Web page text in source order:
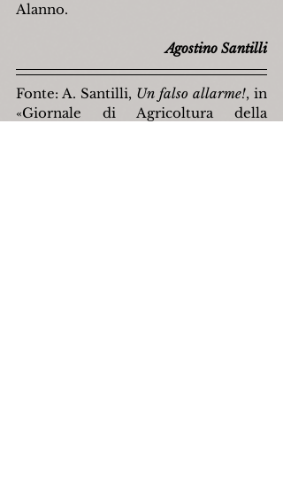
Alanno.
Agostino Santilli
Fonte: A. Santilli, Un falso allarme!, in
«Giornale di Agricoltura della